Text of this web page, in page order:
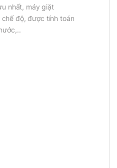
nhất, máy giặt
độ, được tính toán